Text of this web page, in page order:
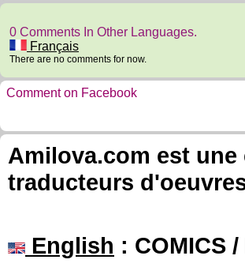
0 Comments In Other Languages.
Français
There are no comments for now.
Comment on Facebook
Amilova.com est
traducteurs
English : COMICS